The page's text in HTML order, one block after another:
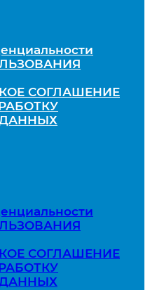
СОГЛАШЕНИЕ
СОГЛАШЕНИЕ